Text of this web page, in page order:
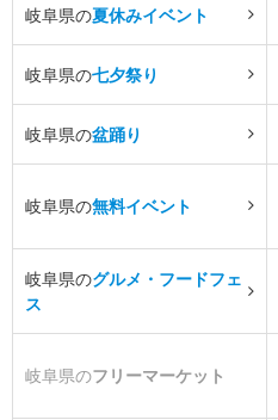
岐阜県の夏休みイベント
岐阜県の七夕祭り
岐阜県の盆踊り
岐阜県の無料イベント
岐阜県のグルメ・フードフェ
ス
岐阜県のフリーマーケット